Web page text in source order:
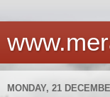
MONDAY, 21